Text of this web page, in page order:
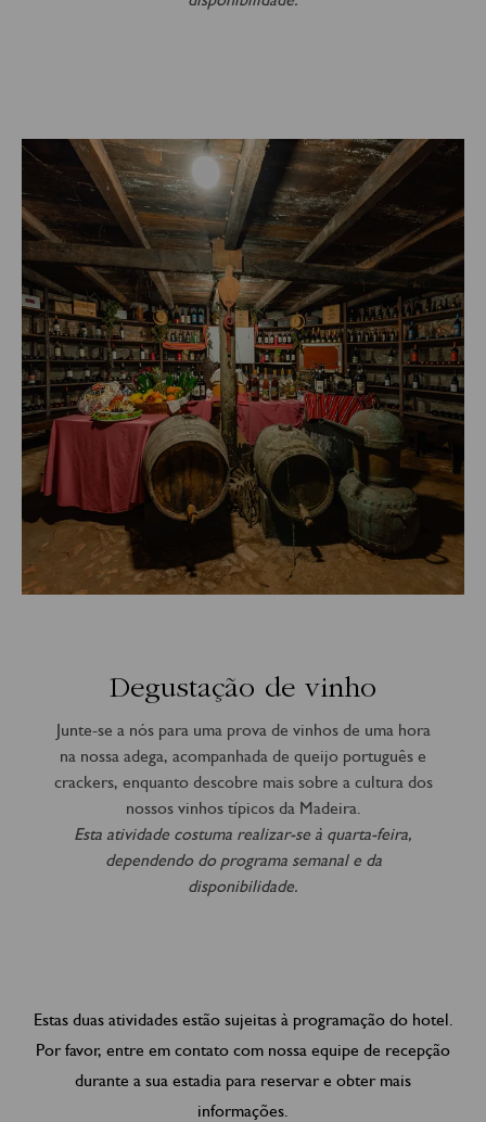
Degustação de vinho
Junte-se a nós para uma prova de vinhos de uma hora
na nossa adega, acompanhada de queijo português e
crackers, enquanto descobre mais sobre a cultura dos
nossos vinhos típicos da Madeira.
Esta atividade costuma realizar-se à quarta-feira,
dependendo do programa semanal e da
disponibilidade.
Estas duas atividades estão sujeitas à programação do hotel.
Por favor, entre em contato com nossa equipe de recepção
durante a sua estadia para reservar e obter mais
informações.